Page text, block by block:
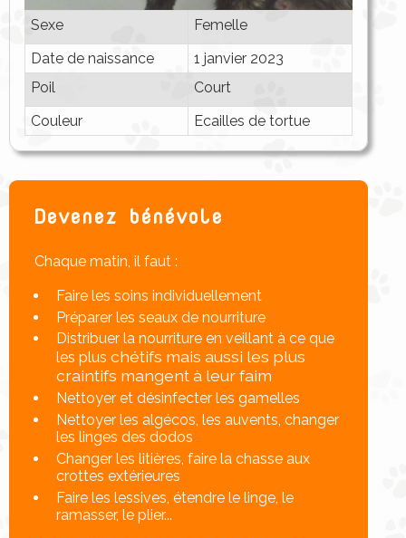
Sexe
Femelle
Date de naissance
1 janvier 2023
Poil
Court
Couleur
Ecailles de tortue
Devenez bénévole
Chaque matin, il faut :
Faire les soins individuellement
Préparer les seaux de nourriture
Distribuer la nourriture en veillant à ce que
les pluschétifs mais aussi les plus
craintifs mangent à leur faim
Nettoyer et désinfecter les gamelles
Nettoyer les algécos, les auvents, changer
les linges des dodos
Changer les litières, faire la chasse aux
crottes extérieures
Faire les lessives, étendre le linge, le
ramasser, le plier...